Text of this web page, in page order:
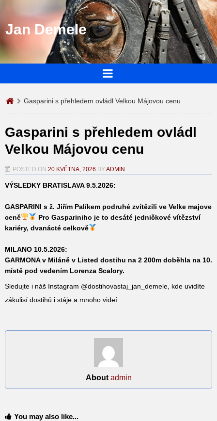
Jan Demele
Gasparini s přehledem ovládl Velkou Májovou cenu
Gasparini s přehledem ovládl
Velkou Májovou cenu
POSTED ON 20 KVĚTNA, 2026 BYADMIN
VÝSLEDKY BRATISLAVA 9.5.2026:
GASPARINI s ž. Jiřím Palíkem podruhé zvítězili ve Velke majove
ceně
Pro Gaspariniho je to desáté jedničkové vítězství
kariéry, dvanácté celkově
MILANO 10.5.2026:
GARMONAv Miláně v Listed dostihu na 2 200m doběhla na 10.
místě pod vedením Lorenza Scalory.
Sledujte i náš Instagram @dostihovastaj_jan_demele, kde uvidíte
zákulisí dostihů i stáje a mnoho videí
About admin
You may also like...